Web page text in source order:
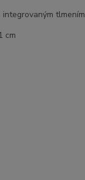
tlmením
cm